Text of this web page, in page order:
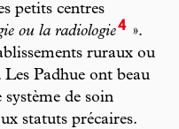
petits centres
ou la radiologie4 ».
ruraux ou
Padhue ont beau
de soin
statuts précaires.